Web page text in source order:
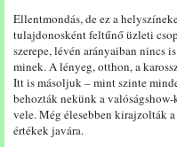
Ellentmondás, de ez a
tulajdonosként feltűnő üzleti
szerepe, lévén arányaiban nincs
minek. A lényeg, otthon, a
Itt is másoljuk – mint szinte
behozták nekünk a
vele. Még élesebben kirajzolták
értékek javára.